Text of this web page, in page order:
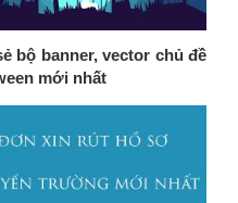
bộ banner, vector chủ đề
mới nhất